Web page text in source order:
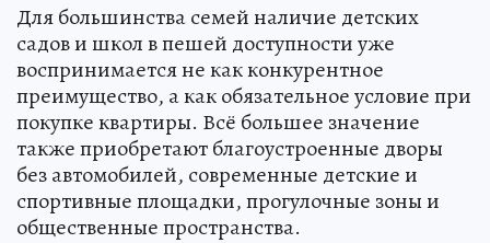
Для большинства семей наличие детских
садов и школ в пешей доступности уже
воспринимается не как конкурентное
преимущество, а как обязательное условие при
покупке квартиры. Всё большее значение
также приобретают благоустроенные дворы
без автомобилей, современные детские и
спортивные площадки, прогулочные зоны и
общественные пространства.